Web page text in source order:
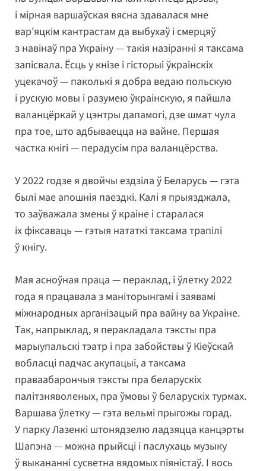
і мірная варшаўская вясна здавалася мне
вар’яцкім кантрастам да выбухаў і смерцяў
з навінаў пра Украіну — такія назіранні я таксама
запісвала. Ёсць у кнізе і гісторыі ўкраінскіх
уцекачоў — паколькі я добра ведаю польскую
і рускую мовы і разумею ўкраінскую, я пайшла
валанцёркай у цэнтры дапамогі, дзе шмат чула
пра тое, што адбываецца на вайне. Першая
частка кнігі — перадусім пра валанцёрства.
У 2022 годзе я двойчы ездзіла ў Беларусь — гэта
былі мае апошнія паездкі. Калі я прыязджала,
то заўважала змены ў краіне і старалася
іх фіксаваць — гэтыя нататкі таксама трапілі
ў кнігу.
Мая асноўная праца — пераклад, і ўлетку 2022
года я працавала з маніторынгамі і заявамі
міжнародных арганізацый пра вайну ва Украіне.
Так, напрыклад, я перакладала тэксты пра
марыупальскі тэатр і пра забойствы ў Кіеўскай
вобласці падчас акупацыі, а таксама
праваабарончыя тэксты пра беларускіх
палітзняволеных, пра ўмовы ў беларускіх турмах.
Варшава ўлетку — гэта вельмі прыгожы горад.
У парку Лазенкі штонядзелю ладзяцца канцэрты
Шапэна — можна прыйсці і паслухаць музыку
ў выкананні сусветна вядомых піяністаў. І вось